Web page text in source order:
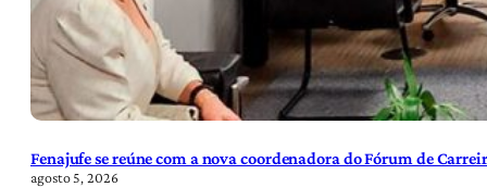
Fenajufe se reúne com a nova coordenadora do Fórum de
agosto 5, 2026